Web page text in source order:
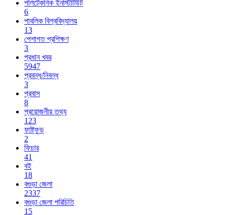
পলিটেকনিক ইনস্টিটিউট
6
পাবলিক বিশ্ববিদ্যালয়
13
পেশাগত প্রশিক্ষণ
3
প্রধান খবর
5947
প্রবন্ধ/নিবন্ধ
3
প্রবাস
8
প্রয়োজনীয় তথ্য
123
ফাষ্টফুড
2
ফিচার
41
বই
18
বগুড়া জেলা
2337
বগুড়া জেলা পরিচিতি
15